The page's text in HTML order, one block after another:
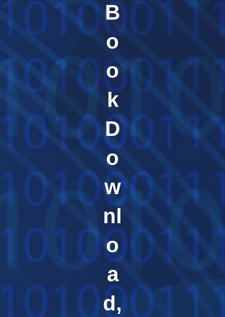
B
o
o
k
D
o
w
nl
o
a
d,